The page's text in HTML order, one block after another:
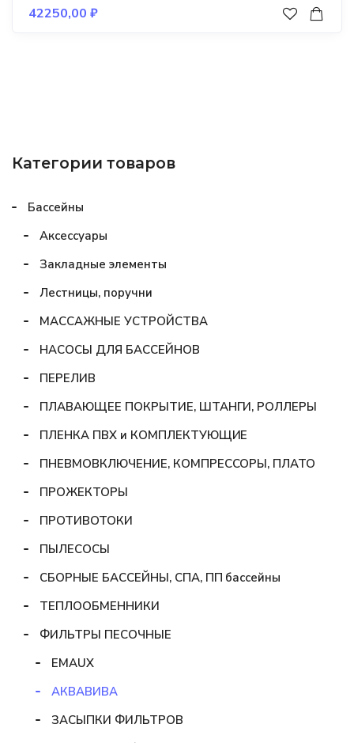
42250,00 ₽
Категории товаров
Бассейны
Аксессуары
Закладные элементы
Лестницы, поручни
МАССАЖНЫЕ УСТРОЙСТВА
НАСОСЫ ДЛЯ БАССЕЙНОВ
ПЕРЕЛИВ
ПЛАВАЮЩЕЕ ПОКРЫТИЕ, ШТАНГИ, РОЛЛЕРЫ
ПЛЕНКА ПВХ и КОМПЛЕКТУЮЩИЕ
ПНЕВМОВКЛЮЧЕНИЕ, КОМПРЕССОРЫ, ПЛАТО
ПРОЖЕКТОРЫ
ПРОТИВОТОКИ
ПЫЛЕСОСЫ
СБОРНЫЕ БАССЕЙНЫ, СПА, ПП бассейны
ТЕПЛООБМЕННИКИ
ФИЛЬТРЫ ПЕСОЧНЫЕ
EMAUX
АКВАВИВА
ЗАСЫПКИ ФИЛЬТРОВ